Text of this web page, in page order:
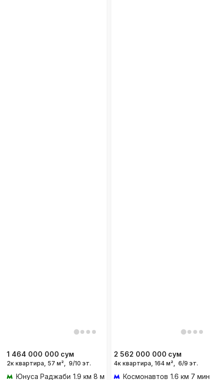
1 464 000 000 сум
2к квартира, 57 м², 9/10 эт.
Юнуса Раджаби 1.9 км 8 мин на транспорте
2 562 000 000 сум
4к квартира, 164 м², 6/9 эт.
Космонавтов 1.6 км 7 мин